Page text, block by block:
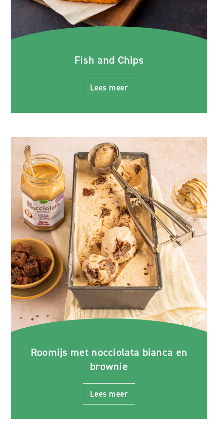
Fish and Chips
Lees meer
Roomijs met nocciolata bianca en
brownie
Lees meer